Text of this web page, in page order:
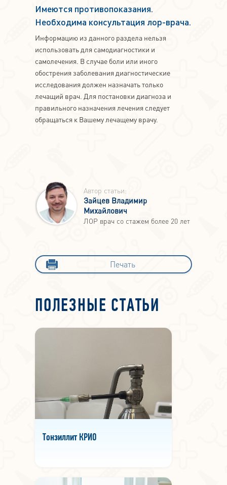
Имеются противопоказания.
Необходима консультация лор-врача.
Информацию из данного раздела нельзя
использовать для самодиагностики и
самолечения. В случае боли или иного
обострения заболевания диагностические
исследования должен назначать только
лечащий врач. Для постановки диагноза и
правильного назначения лечения следует
обращаться к Вашему лечащему врачу.
Автор статьи:
Зайцев Владимир
Михайлович
ЛОР врач со стажем более 20 лет
Печать
ПОЛЕЗНЫЕ СТАТЬИ
Тонзиллит КРИО